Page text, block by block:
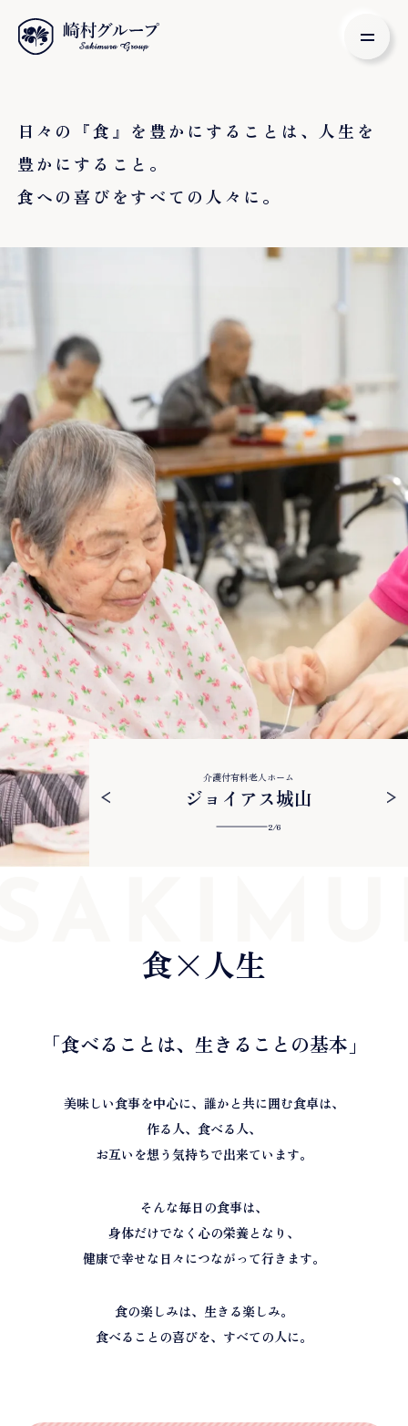
日々の『食』を豊かにすることは、人生を
豊かにすること。
食への喜びをすべての人々に。
2/6
介護付有料老人ホーム
ジョイアス城山
食×人生
「食べることは、 生きることの基本」
美味しい食事を中心に、誰かと共に囲む食卓は、
作る人、食べる人、
お互いを想う気持ちで出来ています。
そんな毎日の食事は、
身体だけでなく心の栄養となり、
健康で幸せな日々につながって行きます。
食の楽しみは、生きる楽しみ。
食べることの喜びを、すべての人に。